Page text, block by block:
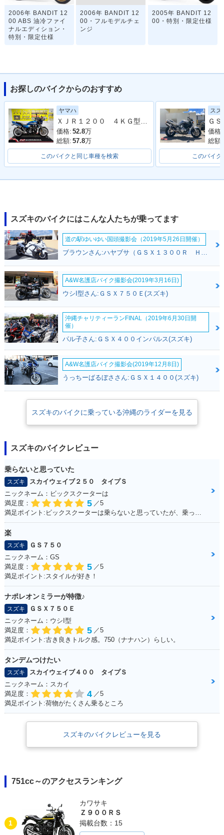
2006年 BANDIT 12
00 ABS 油冷ファイ
ナルエディション・
特別・限定仕様
2006年 BANDIT 12
00・フルモデルチェ
ンジ
2005年 BANDIT 12
00・特別・限定仕様
2000年 BANDIT 12
00・新登場
お探しのバイクからのおすすめ
ヤマハ
価格: 52.8万
総額: 57.8万
このバイクと同じ車種を検索
スズ
価格:
総額:
このバイク
スズキのバイクにはこんな人たちが乗ってます
道の駅ゆいゆい国頭撮影会（2019年5月26日開催）
A&W名護店バイク撮影会(2019年3月16日)
ウシI型さん:ＧＳＸ７５０Ｅ(スズキ)
沖縄チャリティーランFINAL（2019年6月30日開
催）
パル子さん:ＧＳＸ４００インパルス(スズキ)
A&W名護店バイク撮影会(2019年12月8日)
うっちーばるぼささん:ＧＳＸ１４００(スズキ)
スズキのバイクに乗っている沖縄のライダーを見る
スズキのバイクレビュー
乗らないと思っていた
スズキ
スカイウェイブ２５０ タイプＳ
ニックネーム：ビックスクーターは
満足度：
5 ／5
満足ポイント:ビックスクーターは乗らないと思っていたが、乗ってみると離れなれなくなった。 運転しやすい！メットイン大きい！走りのストレスもない！ 通勤・通学にぴったりで、とても良い足☆ カスタムパーツも多くて楽しい！結局楽しいオススメの一台になりました！
楽
スズキ
ＧＳ７５０
ニックネーム：GS
満足度：
5 ／5
満足ポイント:スタイルが好き！
ナポレオンミラーが特徴♪
スズキ
ＧＳＸ７５０Ｅ
ニックネーム：ウシI型
満足度：
5 ／5
満足ポイント:古き良きトルク感。750（ナナハン）らしい。
タンデムつけたい
スズキ
スカイウェイブ４００ タイプＳ
ニックネーム：スカイ
満足度：
4 ／5
満足ポイント:荷物がたくさん乗るところ
スズキのバイクレビューを見る
751cc～のアクセスランキング
1
カワサキ
Ｚ９００ＲＳ
掲載台数：15